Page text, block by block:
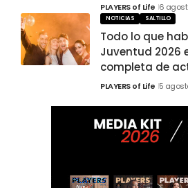
PLAYERS of Life 6
NOTICIAS SALTILLO
Todo lo que
Juventud 2026
completa de
PLAYERS of Life 5